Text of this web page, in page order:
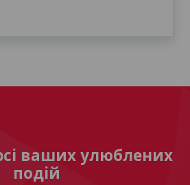
ваших улюблених
подій